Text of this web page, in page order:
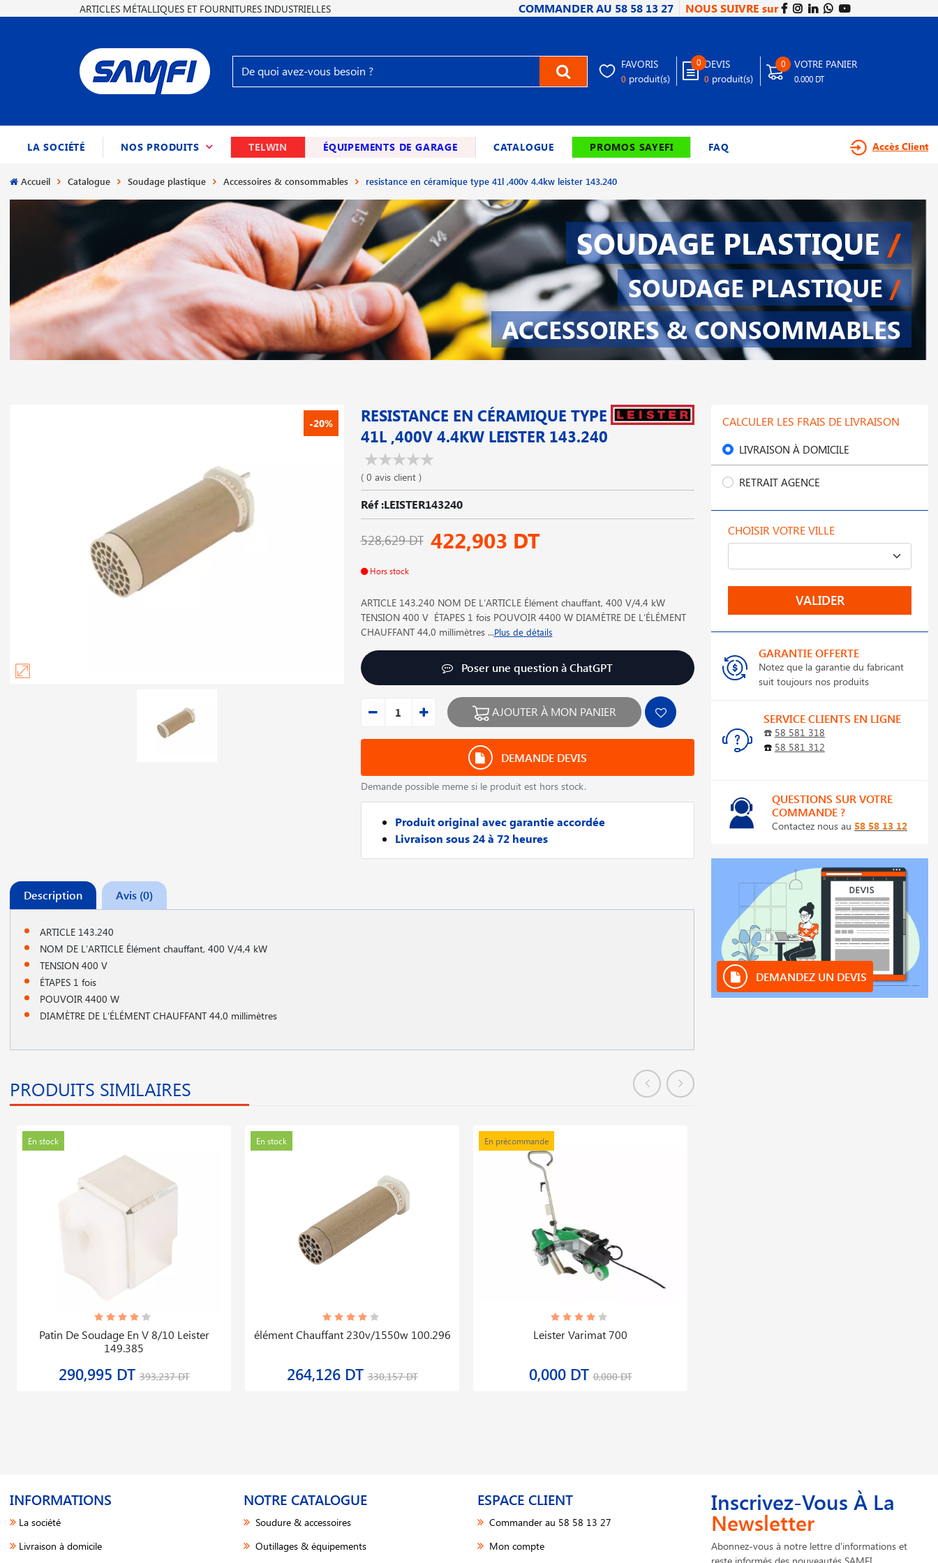
ARTICLES MÉTALLIQUES ET FOURNITURES INDUSTRIELLES COMMANDER AU 58 58 13 27 NOUS SUIVRE sur
FAVORIS
0 produit(s)
0 DEVIS
0 produit(s)
0 VOTRE PANIER
0.000 DT
LA SOCIÉTÉ NOS PRODUITS (CURRENT)TELWIN ÉQUIPEMENTS DE GARAGE CATALOGUE PROMOS SAYEFI FAQ Accès Client
Accueil Catalogue Soudage plastique Accessoires & consommables resistance en céramique type 41l ,400v 4.4kw leister 143.240
SOUDAGE PLASTIQUE /
SOUDAGE PLASTIQUE/
ACCESSOIRES & CONSOMMABLES
-20%
RESISTANCE EN CÉRAMIQUE TYPE
41L ,400V 4.4KW LEISTER 143.240
( 0 avis client )
Réf :LEISTER143240
528,629 DT 422,903 DT
Hors stock
ARTICLE 143.240 NOM DE L′ARTICLE Élément chauffant, 400 V/4,4 kW
TENSION 400 V ÉTAPES 1 fois POUVOIR 4400 W DIAMÈTRE DE L′ÉLÉMENT
CHAUFFANT 44,0 millimètres ...Plus de détails
Poser une question à ChatGPT
AJOUTER À MON PANIER
DEMANDE DEVIS
Demande possible meme si le produit est hors stock.
Produit original avec garantie accordée
Livraison sous 24 à 72 heures
Description Avis (0)
ARTICLE 143.240
NOM DE L′ARTICLE Élément chauffant, 400 V/4,4 kW
TENSION 400 V
ÉTAPES 1 fois
POUVOIR 4400 W
DIAMÈTRE DE L′ÉLÉMENT CHAUFFANT 44,0 millimètres
PRODUITS SIMILAIRES
En stock
Patin De Soudage En V 8/10 Leister
149.385
290,995 DT393,237 DT
En stock
élément Chauffant 230v/1550w 100.296
264,126 DT330,157 DT
En précommande
Leister Varimat 700
0,000 DT0,000 DT
CALCULER LES FRAIS DE LIVRAISON
LIVRAISON À DOMICILE
RETRAIT AGENCE
CHOISIR VOTRE VILLE
VALIDER
GARANTIE OFFERTE
Notez que la garantie du fabricant
suit toujours nos produits
SERVICE CLIENTS EN LIGNE
☎️ 58 581 318
☎️ 58 581 312
QUESTIONS SUR VOTRE
COMMANDE ?
Contactez nous au 58 58 13 12
DEMANDEZ UN DEVIS
INFORMATIONS
La société
Livraison à domicile
NOTRE CATALOGUE
Soudure & accessoires
Outillages & équipements
ESPACE CLIENT
Commander au 58 58 13 27
Mon compte
Inscrivez-Vous À La
Newsletter
Abonnez-vous à notre lettre d'informations et